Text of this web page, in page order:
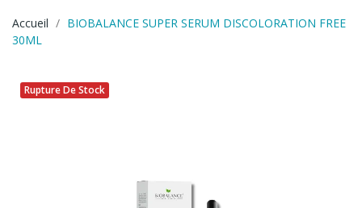
Accueil
BIOBALANCE SUPER SERUM DISCOLORATION FREE
30ML
Rupture De Stock